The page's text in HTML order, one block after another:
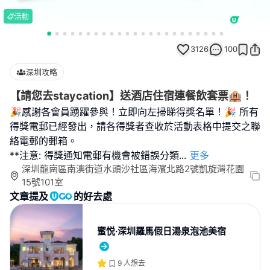
活動
3126 100
深圳攻略
【請您去staycation】送酒店住宿連餐飲套票🏨！
🎉感謝各會員踴躍參與！立即向左掃睇得獎名單！🎉 所有
得獎電郵已經發出，請各得獎者查收於活動表格中提交之聯
絡電郵的郵箱。
**注意: 得獎通知電郵有機會被錯誤分類... 更多
深圳龍崗區南澳街道水頭沙社區海濱北路2號凱旋灣花園
15號101室
文章提及 的好去處
蜜悦·深圳羅馬假日湯泉泡池美宿
9 人想去